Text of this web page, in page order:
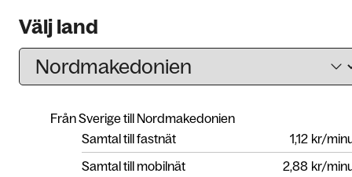
Välj land
Från Sverige till Nordmakedonien
Samtal till fastnät
1,12 kr/
Samtal till mobilnät
2,88 kr/